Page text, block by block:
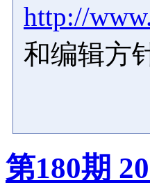
http://
和编辑方
第180期